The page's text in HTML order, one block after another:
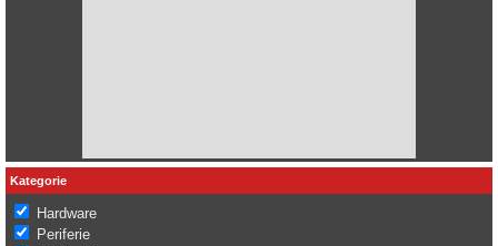
Kategorie
Hardware
Periferie